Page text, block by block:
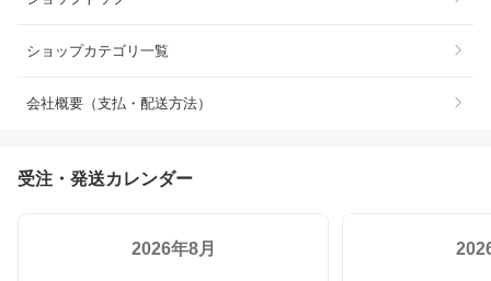
ショップカテゴリ一覧
会社概要（支払・配送方法）
受注・発送カレンダー
2026年8月